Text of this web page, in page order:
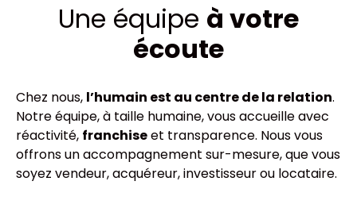
Une équipe à votre
écoute
Chez nous, l’humain est au centre de la relation.
Notre équipe, à taille humaine, vous accueille avec
réactivité, franchiseet transparence. Nous vous
offrons un accompagnement sur-mesure, que vous
soyez vendeur, acquéreur, investisseur ou locataire.